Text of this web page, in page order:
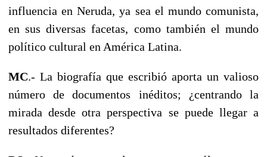
influencia en Neruda, ya sea el mundo comunista,
en sus diversas facetas, como también el mundo
político cultural en América Latina.
MC.- La biografía que escribió aporta un valioso
número de documentos inéditos; ¿centrando la
mirada desde otra perspectiva se puede llegar a
resultados diferentes?